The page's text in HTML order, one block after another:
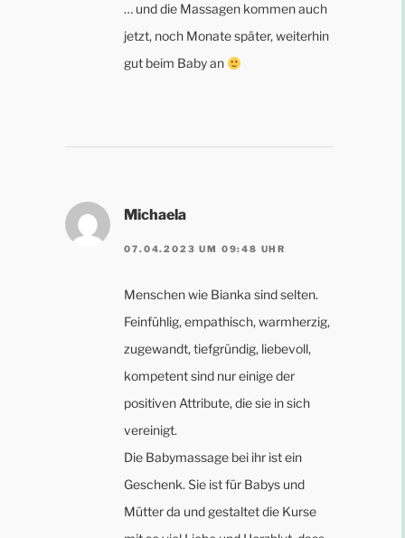
… und die Massagen kommen auch
jetzt, noch Monate später, weiterhin
gut beim Baby an
Michaela
07.04.2023 UM 09:48 UHR
Menschen wie Bianka sind selten.
Feinfühlig, empathisch, warmherzig,
zugewandt, tiefgründig, liebevoll,
kompetent sind nur einige der
positiven Attribute, die sie in sich
vereinigt.
Die Babymassage bei ihr ist ein
Geschenk. Sie ist für Babys und
Mütter da und gestaltet die Kurse